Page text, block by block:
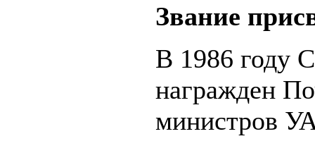
Звание
В 1986 году
награжден
министров